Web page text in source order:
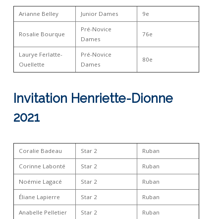
Arianne Belley Junior Dames 9e
Rosalie Bourque
Pré-Novice
Dames
76e
Laurye Ferlatte-
Ouellette
Pré-Novice
Dames
80e
Invitation Henriette-Dionne
2021
Coralie Badeau Star 2 Ruban
Corinne Labonté Star 2 Ruban
Noémie Lagacé Star 2 Ruban
Éliane Lapierre Star 2 Ruban
Anabelle Pelletier Star 2 Ruban